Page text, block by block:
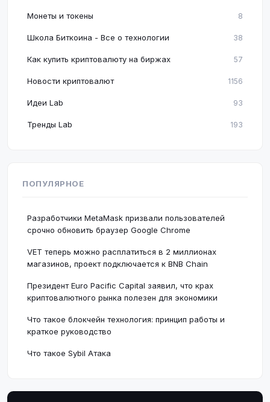
Монеты и токены 8
Школа Биткоина - Все о технологии 38
Как купить криптовалюту на биржах 57
Новости криптовалют 1156
Идеи Lab 93
Тренды Lab 193
ПОПУЛЯРНОЕ
Разработчики MetaMask призвали пользователей
срочно обновить браузер Google Chrome
VET теперь можно расплатиться в 2 миллионах
магазинов, проект подключается к BNB Chain
Президент Euro Pacific Capital заявил, что крах
криптовалютного рынка полезен для экономики
Что такое блокчейн технология: принцип работы и
краткое руководство
Что такое Sybil Атака